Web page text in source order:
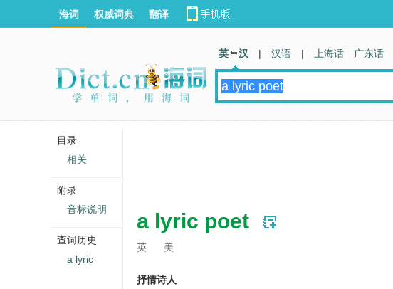
a lyric poet
英 美
抒情诗人
海词 权威词典 翻译
英 汉 | 汉语 | 上海话 广东话
目录
相关
附录
音标说明
查词历史
a lyric